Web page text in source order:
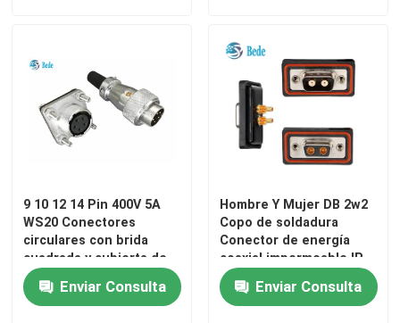
9 10 12 14 Pin 400V 5A
WS20 Conectores
circulares con brida
cuadrada y cubierta de
polvo
Enviar Consulta
Hombre Y Mujer DB 2w2
Copo de soldadura
Conector de energía
coaxial impermeable IP
68
Enviar Consulta